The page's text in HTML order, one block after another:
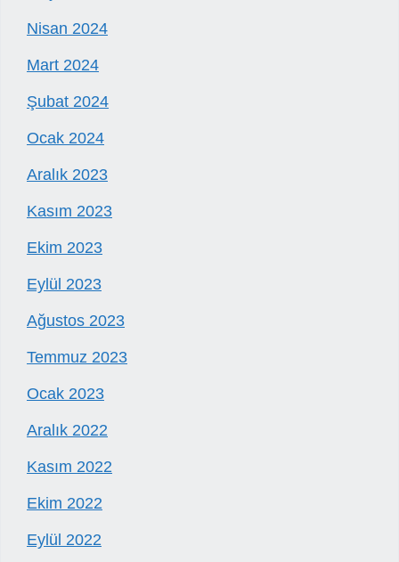
Nisan 2024
Mart 2024
Şubat 2024
Ocak 2024
Aralık 2023
Kasım 2023
Ekim 2023
Eylül 2023
Ağustos 2023
Temmuz 2023
Ocak 2023
Aralık 2022
Kasım 2022
Ekim 2022
Eylül 2022